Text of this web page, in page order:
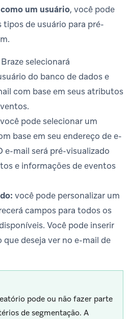
um usuário, você pode
de usuário para pré-
Braze selecionará
do banco de dados e
com base em seus atributos
você pode selecionar um
base em seu endereço de e-
e-mail será pré-visualizado
e informações de eventos
você pode personalizar um
campos para todos os
Você pode inserir
deseja ver no e-mail de
pode ou não fazer parte
de segmentação. A